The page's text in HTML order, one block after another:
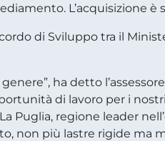
L’acquisizione è
di Sviluppo tra il
ha detto
di lavoro per i
Puglia, regione leader
non più lastre rigide ma